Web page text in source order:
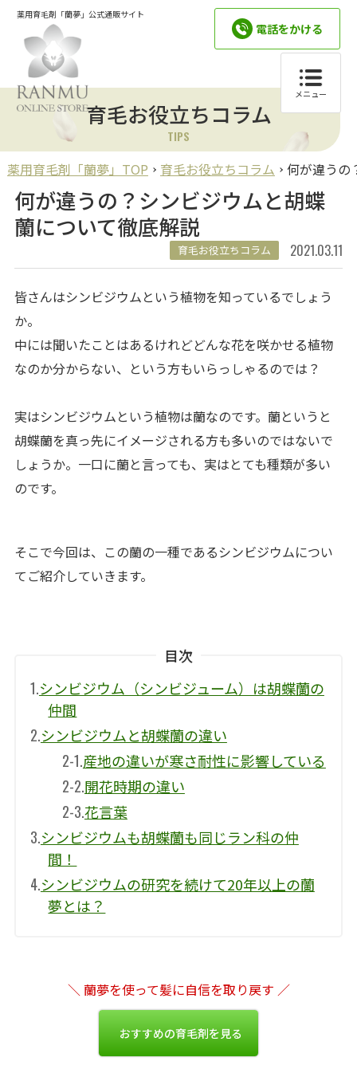
薬用育毛剤「蘭夢」公式通販サイト
電話をかける
メニュー
育毛お役立ちコラム
TIPS
薬用育毛剤「蘭夢」TOP 育毛お役立ちコラム 何が違うの
何が違うの？シンビジウムと胡蝶
蘭について徹底解説
育毛お役立ちコラム 2021.03.11
皆さんはシンビジウムという植物を知っているでしょう
か。
中には聞いたことはあるけれどどんな花を咲かせる植物
なのか分からない、という方もいらっしゃるのでは？
実はシンビジウムという植物は蘭なのです。蘭というと
胡蝶蘭を真っ先にイメージされる方も多いのではないで
しょうか。一口に蘭と言っても、実はとても種類が多い
のです。
そこで今回は、この蘭の一種であるシンビジウムについ
てご紹介していきます。
目次
1.シンビジウム（シンビジューム）は胡蝶蘭の
仲間
2.シンビジウムと胡蝶蘭の違い
2-1.産地の違いが寒さ耐性に影響している
2-2.開花時期の違い
2-3.花言葉
3.シンビジウムも胡蝶蘭も同じラン科の仲
間！
4.シンビジウムの研究を続けて20年以上の蘭
夢とは？
＼ 蘭夢を使って髪に自信を取り戻す ／
おすすめの育毛剤を見る